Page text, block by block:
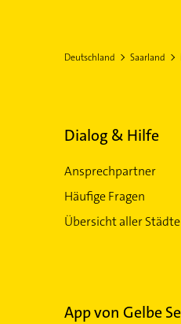
Deutschland Saarland
Dialog & Hilfe
Ansprechpartner
Häufige Fragen
Übersicht aller Städte
App von Gelbe